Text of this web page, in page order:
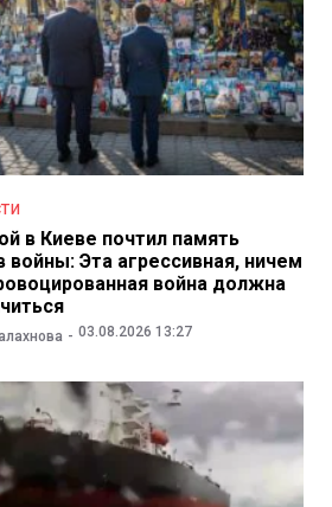
в Киеве почтил память
войны: Эта агрессивная, ничем
война должна
03.08.2026 13:27